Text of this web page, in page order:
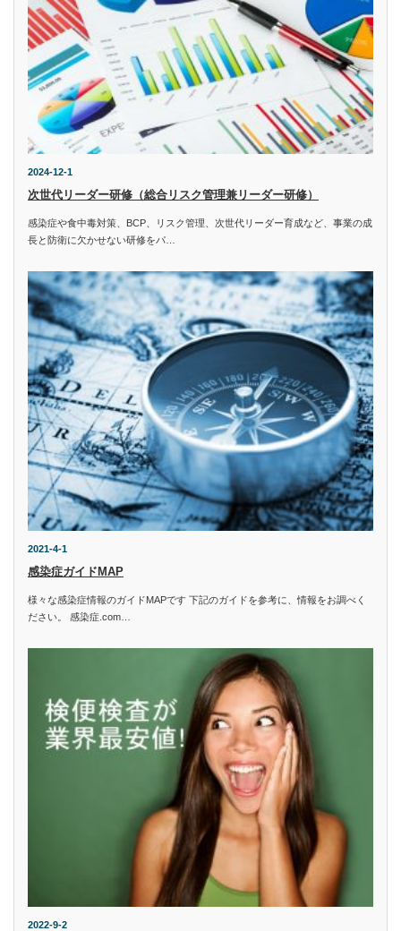
2024-12-1
次世代リーダー研修（総合リスク管理兼リーダー研修）
感染症や食中毒対策、BCP、リスク管理、次世代リーダー育成など、事業の成
長と防衛に欠かせない研修をパ…
2021-4-1
感染症ガイドMAP
様々な感染症情報のガイドMAPです 下記のガイドを参考に、情報をお調べく
ださい。 感染症.com…
2022-9-2